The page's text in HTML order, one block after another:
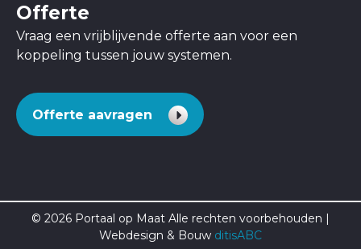
Offerte
Vraag een vrijblijvende offerte aan voor een
koppeling tussen jouw systemen.
Offerte aavragen
© 2026 Portaal op Maat Alle rechten voorbehouden |
Webdesign & Bouw ditisABC